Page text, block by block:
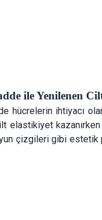
ile Yenilenen
hücrelerin ihtiyacı
elastikiyet
çizgileri gibi